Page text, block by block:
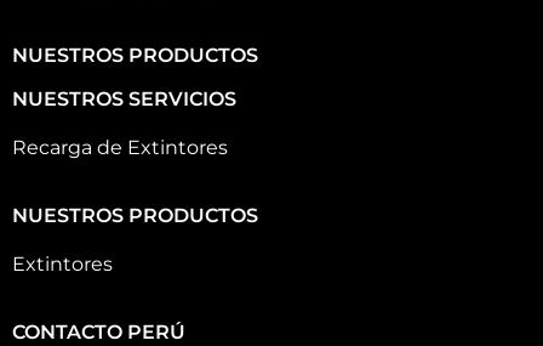
NUESTROS PRODUCTOS
NUESTROS SERVICIOS
Recarga de Extintores
NUESTROS PRODUCTOS
Extintores
CONTACTO PERÚ